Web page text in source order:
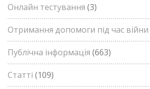
Онлайн тестування (3)
Отримання допомоги під час війни
Публічна інформація (663)
Статті (109)